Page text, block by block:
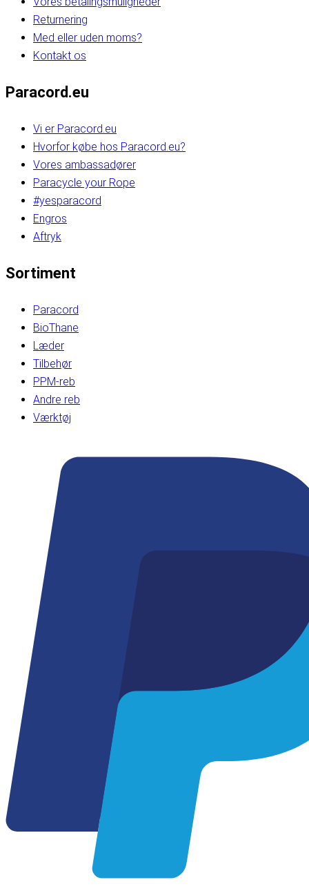
Returnering
Med eller uden moms?
Kontakt os
Paracord.eu
Vi er Paracord.eu
Hvorfor købe hos Paracord.eu?
Vores ambassadører
Paracycle your Rope
#yesparacord
Engros
Aftryk
Sortiment
Paracord
BioThane
Læder
Tilbehør
PPM-reb
Andre reb
Værktøj